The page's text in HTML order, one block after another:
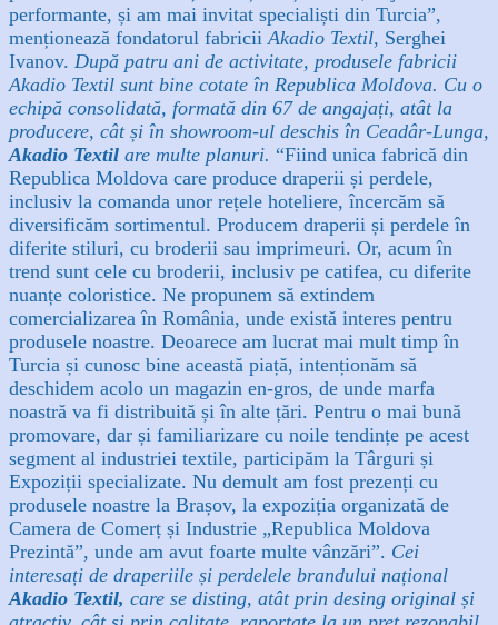
performante, și am mai invitat specialiști din Turcia”,
menționează fondatorul fabricii Akadio Textil, Serghei
Ivanov. După patru ani de activitate, produsele fabricii
Akadio Textil sunt bine cotate în Republica Moldova. Cu o
echipă consolidată, formată din 67 de angajați, atât la
producere, cât și în showroom-ul deschis în Ceadâr-Lunga,
Akadio Textil are multe planuri. “Fiind unica fabrică din
Republica Moldova care produce draperii și perdele,
inclusiv la comanda unor rețele hoteliere, încercăm să
diversificăm sortimentul. Producem draperii și perdele în
diferite stiluri, cu broderii sau imprimeuri. Or, acum în
trend sunt cele cu broderii, inclusiv pe catifea, cu diferite
nuanțe coloristice. Ne propunem să extindem
comercializarea în România, unde există interes pentru
produsele noastre. Deoarece am lucrat mai mult timp în
Turcia și cunosc bine această piață, intenționăm să
deschidem acolo un magazin en-gros, de unde marfa
noastră va fi distribuită și în alte țări. Pentru o mai bună
promovare, dar și familiarizare cu noile tendințe pe acest
segment al industriei textile, participăm la Târguri și
Expoziții specializate. Nu demult am fost prezenți cu
produsele noastre la Brașov, la expoziția organizată de
Camera de Comerț și Industrie „Republica Moldova
Prezintă”, unde am avut foarte multe vânzări”. Cei
interesați de draperiile și perdelele brandului național
Akadio Textil, care se disting, atât prin desing original și